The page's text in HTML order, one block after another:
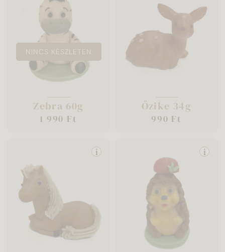
NINCS KÉSZLETEN
Zebra 60g
1 990 Ft
Őzike 34g
990 Ft
i i